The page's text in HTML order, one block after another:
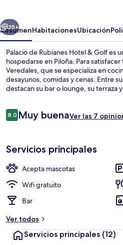
&
Golf
Siguiente
35+
ResumenHabitacionesUbicación
Palacio de Rubianes Hotel & Golf es
hospedarse en Piloña. Para
Veredales, que se especializa en
desayunos, comidas y cenas. Entre
destacan su bar o lounge, su terraza
Opiniones
8.08.0 de 10,
Muy buenaVer las 7
Servicios principales
Acepta mascotas
Wifi gratuito
Bar
Ver todos
Servicios principales (12)